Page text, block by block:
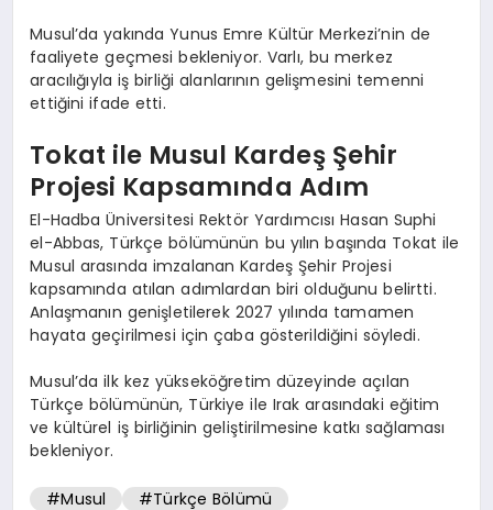
Musul’da yakında Yunus Emre Kültür Merkezi’nin de
faaliyete geçmesi bekleniyor. Varlı, bu merkez
aracılığıyla iş birliği alanlarının gelişmesini temenni
ettiğini ifade etti.
Tokat ile Musul Kardeş Şehir
Projesi Kapsamında Adım
El-Hadba Üniversitesi Rektör Yardımcısı Hasan Suphi
el-Abbas, Türkçe bölümünün bu yılın başında Tokat ile
Musul arasında imzalanan Kardeş Şehir Projesi
kapsamında atılan adımlardan biri olduğunu belirtti.
Anlaşmanın genişletilerek 2027 yılında tamamen
hayata geçirilmesi için çaba gösterildiğini söyledi.
Musul’da ilk kez yükseköğretim düzeyinde açılan
Türkçe bölümünün, Türkiye ile Irak arasındaki eğitim
ve kültürel iş birliğinin geliştirilmesine katkı sağlaması
bekleniyor.
#Musul #Türkçe Bölümü